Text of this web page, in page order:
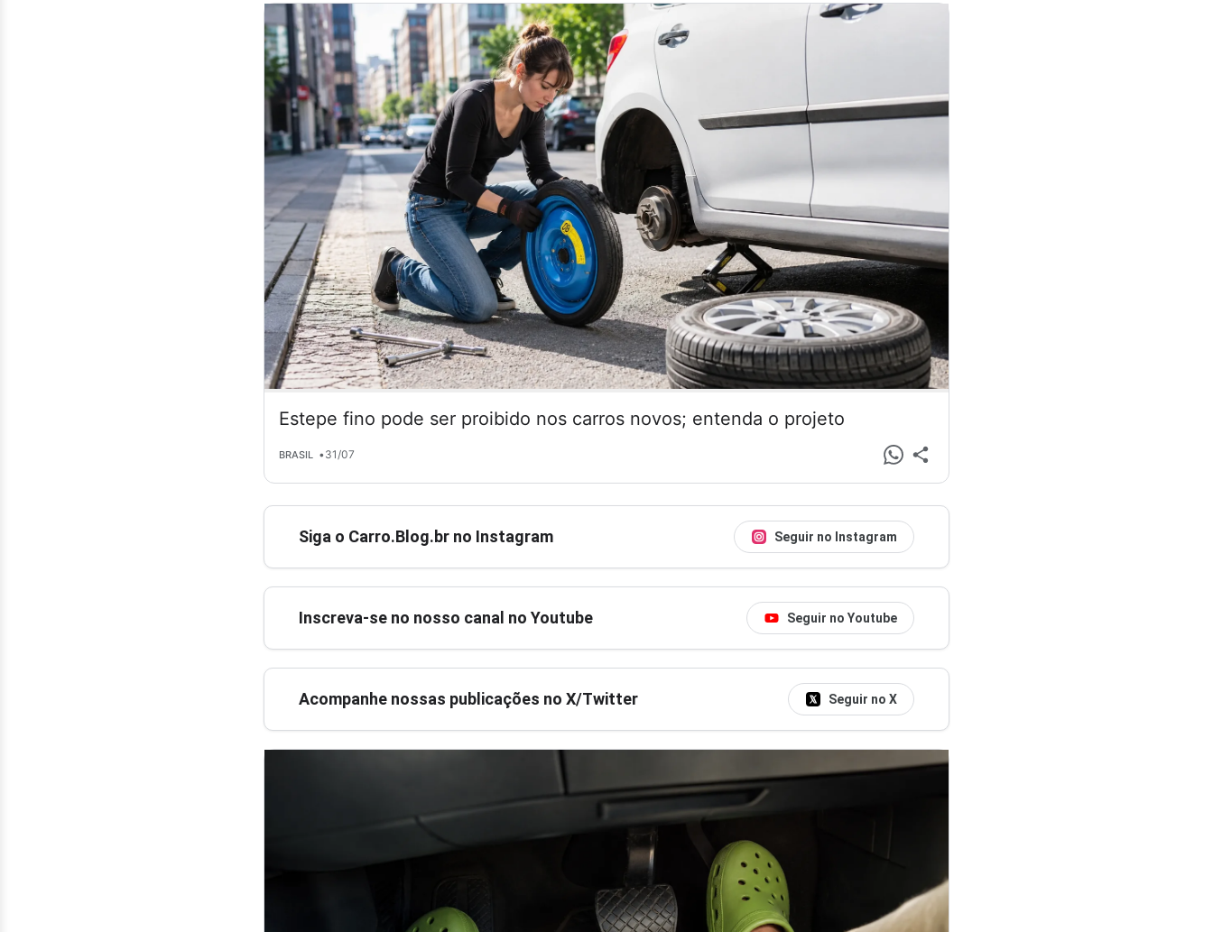
Estepe fino pode ser proibido nos carros novos; entenda o projeto
BRASIL •31/07
Siga o Carro.Blog.br no Instagram Seguir no Instagram
Inscreva-se no nosso canal no Youtube Seguir no Youtube
Acompanhe nossas publicações no X/Twitter Seguir no X